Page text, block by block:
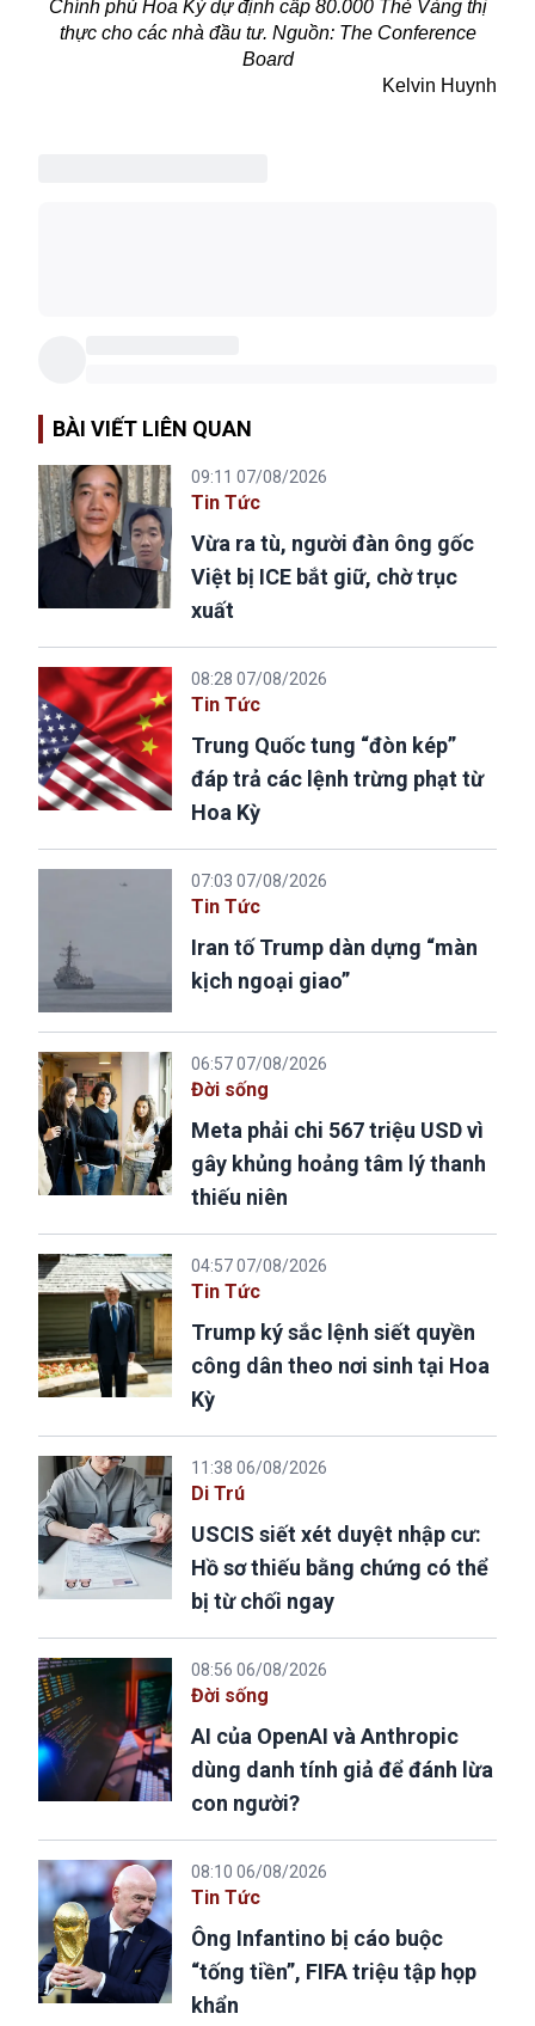
Chính phủ Hoa Kỳ dự định cấp 80.000 Thẻ Vàng thị
thực cho các nhà đầu tư. Nguồn: The Conference
Board
Kelvin Huynh
BÀI VIẾT LIÊN QUAN
09:11 07/08/2026
Tin Tức
Vừa ra tù, người đàn ông gốc
Việt bị ICE bắt giữ, chờ trục
xuất
08:28 07/08/2026
Tin Tức
Trung Quốc tung “đòn kép”
đáp trả các lệnh trừng phạt từ
Hoa Kỳ
07:03 07/08/2026
Tin Tức
Iran tố Trump dàn dựng “màn
kịch ngoại giao”
06:57 07/08/2026
Đời sống
Meta phải chi 567 triệu USD vì
gây khủng hoảng tâm lý thanh
thiếu niên
04:57 07/08/2026
Tin Tức
Trump ký sắc lệnh siết quyền
công dân theo nơi sinh tại Hoa
Kỳ
11:38 06/08/2026
Di Trú
USCIS siết xét duyệt nhập cư:
Hồ sơ thiếu bằng chứng có thể
bị từ chối ngay
08:56 06/08/2026
Đời sống
AI của OpenAI và Anthropic
dùng danh tính giả để đánh lừa
con người?
08:10 06/08/2026
Tin Tức
Ông Infantino bị cáo buộc
“tống tiền”, FIFA triệu tập họp
khẩn